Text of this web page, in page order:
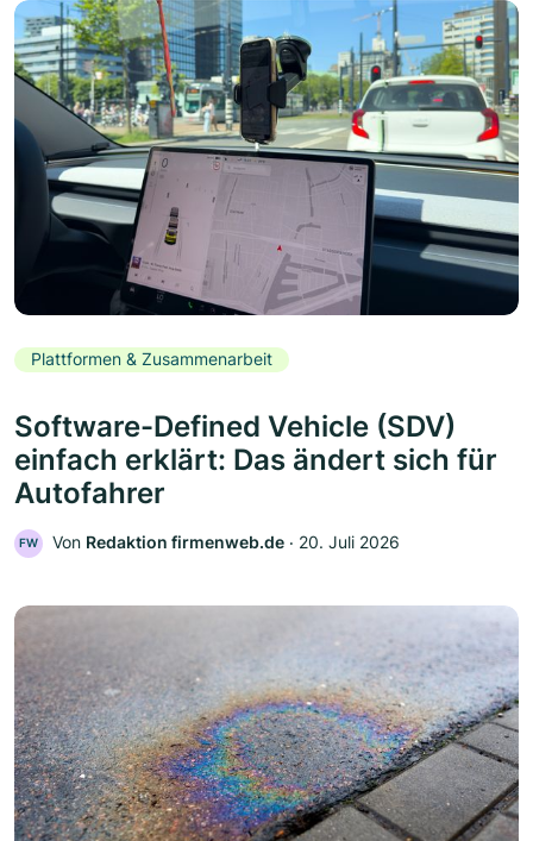
Plattformen & Zusammenarbeit
Software-Defined Vehicle (SDV)
einfach erklärt: Das ändert sich für
Autofahrer
FW Von Redaktion firmenweb.de ‧ 20. Juli 2026